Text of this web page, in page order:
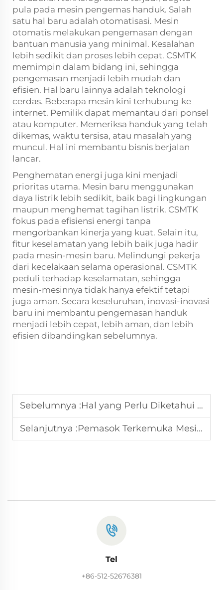
pula pada mesin pengemas handuk. Salah
satu hal baru adalah otomatisasi. Mesin
otomatis melakukan pengemasan dengan
bantuan manusia yang minimal. Kesalahan
lebih sedikit dan proses lebih cepat. CSMTK
memimpin dalam bidang ini, sehingga
pengemasan menjadi lebih mudah dan
efisien. Hal baru lainnya adalah teknologi
cerdas. Beberapa mesin kini terhubung ke
internet. Pemilik dapat memantau dari ponsel
atau komputer. Memeriksa handuk yang telah
dikemas, waktu tersisa, atau masalah yang
muncul. Hal ini membantu bisnis berjalan
lancar.
Penghematan energi juga kini menjadi
prioritas utama. Mesin baru menggunakan
daya listrik lebih sedikit, baik bagi lingkungan
maupun menghemat tagihan listrik. CSMTK
fokus pada efisiensi energi tanpa
mengorbankan kinerja yang kuat. Selain itu,
fitur keselamatan yang lebih baik juga hadir
pada mesin-mesin baru. Melindungi pekerja
dari kecelakaan selama operasional. CSMTK
peduli terhadap keselamatan, sehingga
mesin-mesinnya tidak hanya efektif tetapi
juga aman. Secara keseluruhan, inovasi-inovasi
baru ini membantu pengemasan handuk
menjadi lebih cepat, lebih aman, dan lebih
efisien dibandingkan sebelumnya.
Sebelumnya :Hal yang Perlu Diketahui tentang Mesin Jahit Jenis Interlock
Selanjutnya :Pemasok Terkemuka Mesin Pengiris Kain Otomatis
Tel
+86-512-52676381